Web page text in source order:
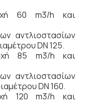
60 m3/h και
αντλιοστασίων
DN 125.
85 m3/h και
αντλιοστασίων
DN 160.
120 m3/h και